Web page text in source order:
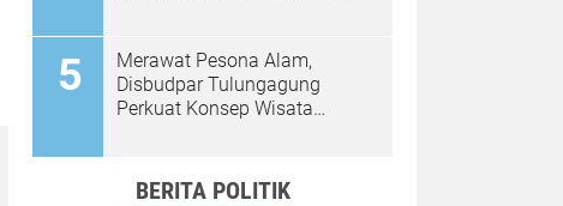
Ramah Anak
Merawat Pesona Alam,
Disbudpar Tulungagung
Perkuat Konsep Wisata
BERITA POLITIK